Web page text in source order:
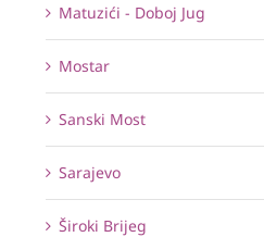
Matuzići - Doboj Jug
Mostar
Sanski Most
Sarajevo
Široki Brijeg